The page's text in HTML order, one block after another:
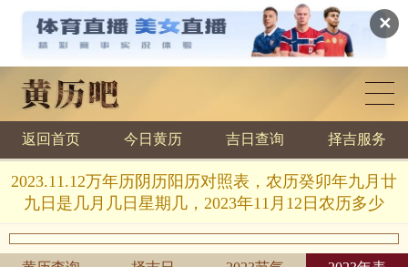
✕
黄历查询
返回首页 今日黄历 吉日查询 择吉服务
2023.11.12万年历阴历阳历对照表，农历癸卯年九月廿
九日是几月几日星期几，2023年11月12日农历多少